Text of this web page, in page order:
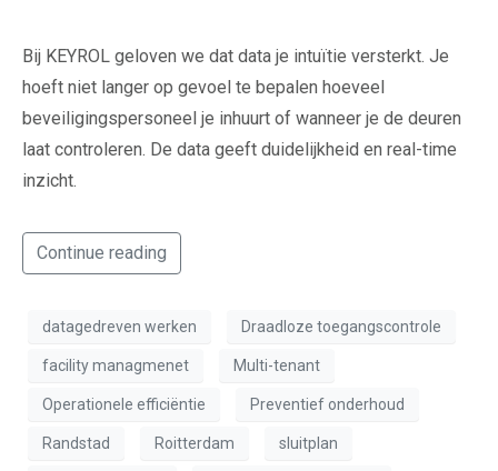
Bij KEYROL geloven we dat data je intuïtie versterkt. Je
hoeft niet langer op gevoel te bepalen hoeveel
beveiligingspersoneel je inhuurt of wanneer je de deuren
laat controleren. De data geeft duidelijkheid en real-time
inzicht.
Continue reading
datagedreven werken Draadloze toegangscontrole
facility managmenet Multi-tenant
Operationele efficiëntie Preventief onderhoud
Randstad Roitterdam sluitplan